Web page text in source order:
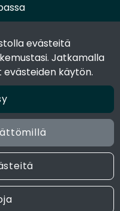
evästeitä
Jatkamalla
käytön.
reserved. Site by